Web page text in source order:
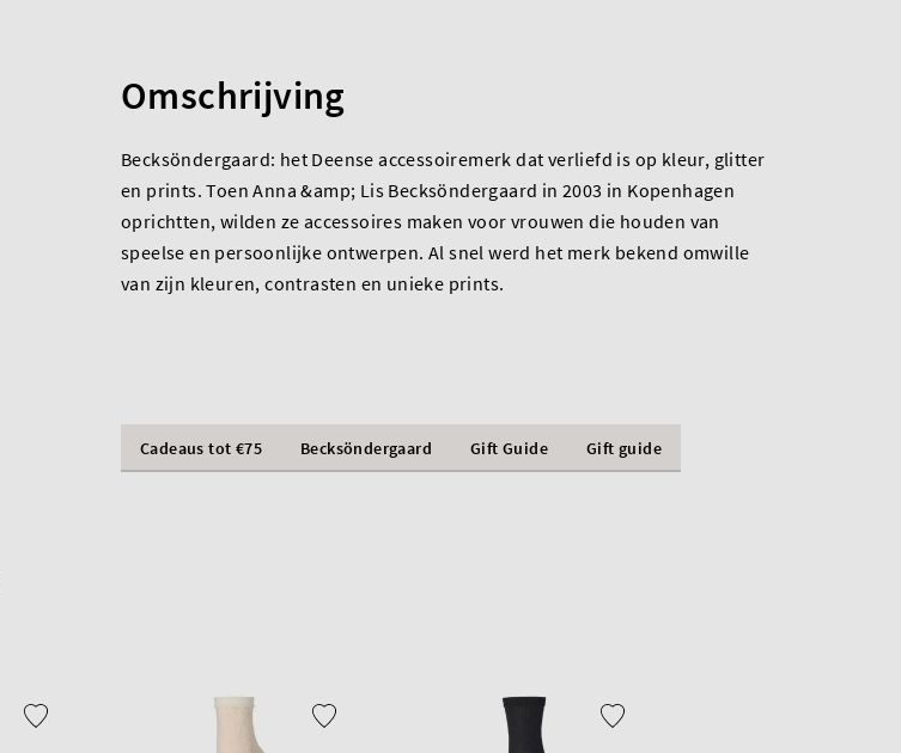
Omschrijving
Becksöndergaard: het Deense accessoiremerk dat verliefd is op kleur, glitter
en prints. Toen Anna &amp; Lis Becksöndergaard in 2003 in Kopenhagen
oprichtten, wilden ze accessoires maken voor vrouwen die houden van
speelse en persoonlijke ontwerpen. Al snel werd het merk bekend omwille
van zijn kleuren, contrasten en unieke prints.
Cadeaus tot €75 Becksöndergaard Gift Guide Gift guide